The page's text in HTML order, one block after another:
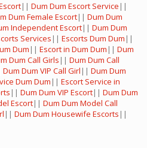
|| Dum Dum Escort Service ||
Dum Female Escort|| Dum Dum
Independent Escort|| Dum Dum
Services || Escorts Dum Dum ||
Dum || Escort in Dum Dum || Dum
Dum Call Girls || Dum Dum Call
Dum Dum VIP Call Girl || Dum Dum
Dum Dum || Escort Service in
|| Dum Dum VIP Escort|| Dum Dum
Escort|| Dum Dum Model Call
|| Dum Dum Housewife Escorts ||